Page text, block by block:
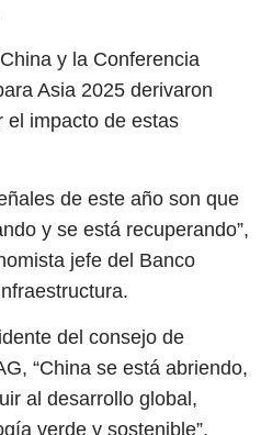
y la Conferencia
Asia 2025 derivaron
el impacto de estas
de este año son que
y se está recuperando”,
jefe del Banco
del consejo de
“China se está abriendo,
al desarrollo global,
verde y sostenible”.